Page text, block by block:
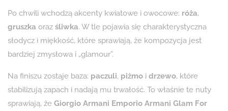
Po chwili wchodzą akcenty kwiatowe i owocowe: róża,
gruszka oraz śliwka. W tle pojawia się charakterystyczna
słodycz i miękkość, które sprawiają, że kompozycja jest
bardziej zmysłowa i „glamour”.
Na finiszu zostaje baza: paczuli, piżmo i drzewo, które
stabilizują zapach i nadają mu trwałość. To właśnie te nuty
sprawiają, że Giorgio Armani Emporio Armani Glam For